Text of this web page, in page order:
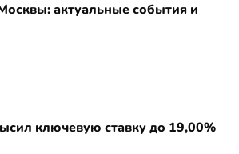
актуальные события и
ключевую ставку до 19,00%